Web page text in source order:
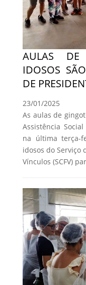
AULAS DE
IDOSOS
DE
23/01/2025
As aulas de
Assistência
na última terça-
idosos do Serviço
Vínculos (SCFV)